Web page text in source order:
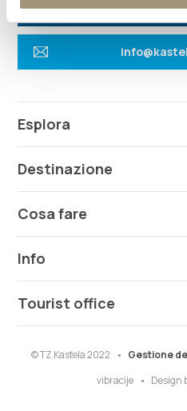
+385 21
Esplora
Destinazione
Cosa fare
Info
Tourist office
© TZ Kastela 2022 Gestione
vibracije
Design